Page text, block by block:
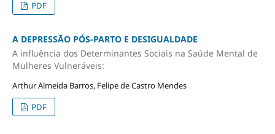
PDF
A DEPRESSÃO PÓS-PARTO E DESIGUALDADE
A influência dos Determinantes Sociais na Saúde Mental de
Mulheres Vulneráveis:
Arthur Almeida Barros, Felipe de Castro Mendes
PDF